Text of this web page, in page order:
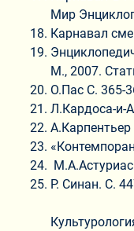
Мир
Карнавал
М., 2007.
О.Пас С. 365-
Л.Кардоса-и-
А.Карпентьер
Р. Синан. С.